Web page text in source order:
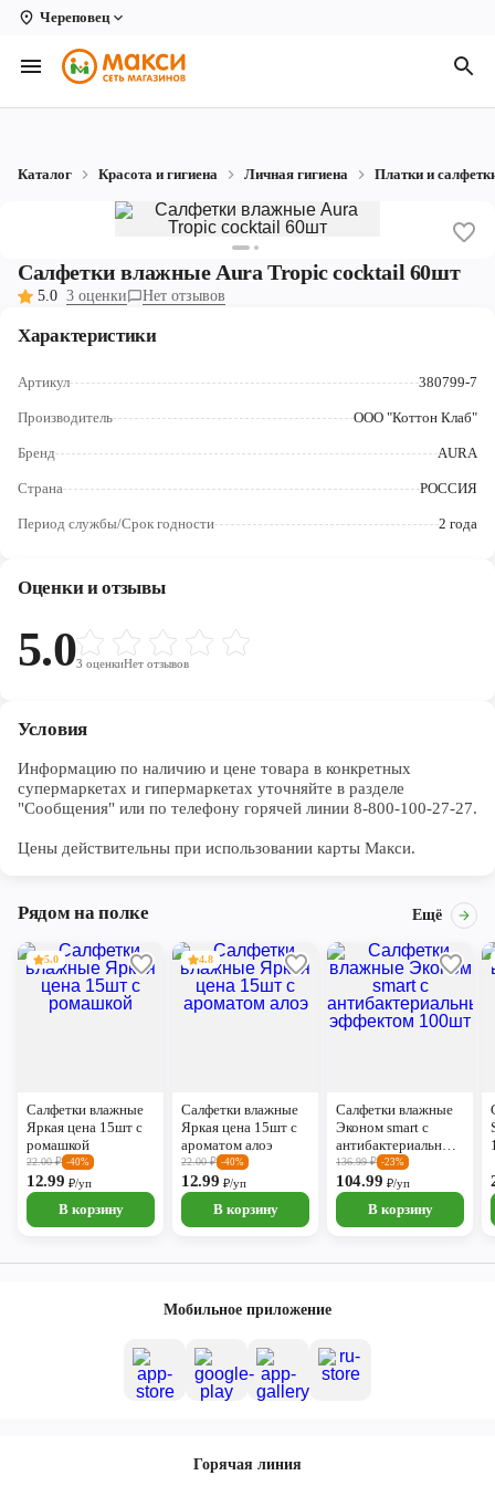
Череповец
Вологда
Архангельск
Коряжма
Котлас
Рыбинск
Северодвинск
Каталог Красота и гигиена Личная гигиена Платки и
Салфетки влажные Aura Tropic cocktail 60шт
5.0 3 оценки Нет отзывов
Характеристики
Артикул 380799-7
Производитель ООО "Коттон Клаб"
Бренд AURA
Страна РОССИЯ
Период службы/Срок годности 2 года
Оценки и отзывы
5.03 оценкиНет отзывов
Условия
Информацию по наличию и цене товара в конкретных
супермаркетах и гипермаркетах уточняйте в разделе
"Сообщения" или по телефону горячей линии 8-800-100-27-27.
Цены действительны при использовании карты Макси.
Рядом на полке Ещё
5.0
Салфетки влажные
Яркая цена 15шт с
ромашкой
22.00₽ -40%
12.99₽/уп
В корзину
4.8
Салфетки влажные
Яркая цена 15шт с
ароматом алоэ
22.00₽ -40%
12.99₽/уп
В корзину
Салфетки влажные
Эконом smart с
антибактериальным
эффектом 100шт
136.99₽ -23%
104.99 ₽/уп
В корзину
Мобильное приложение
Горячая линия